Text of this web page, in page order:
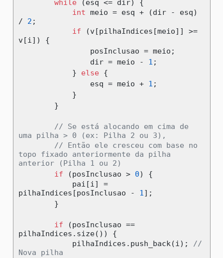
while ( esq <= dir)
{
int meio = esq + (dir - esq)
/
2 ;
if
(v[pilhaIndices [meio]]
>=
v[i])
{
                posInclusao
= meio ;
                dir
= meio - 1 ;
}
else {
                esq
= meio + 1 ;
}
}
// Se está alocando em cima de
uma pilha > 0 (ex: Pilha 2 ou 3),
// Então ele cresceu com base no
topo fixado anteriormente da pilha
anterior (Pilha 1 ou 2)
if
(posInclusao > 0)
{
            pai
[i]
=
pilhaIndices [posInclusao - 1];
}
if (posInclusao ==
pilhaIndices . size())
{
            pilhaIndices
. push_back(i);
//
Nova pilha